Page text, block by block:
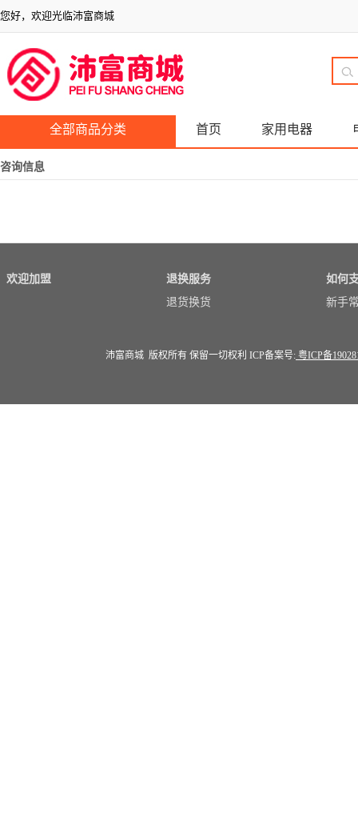
您好，欢迎光临沛富商城
全部商品分类 首页 家用电器
咨询信息
欢迎加盟
退换服务
退货换货
如何
新手
沛富商城 版权所有 保留一切权利 ICP备案号: 粤ICP备